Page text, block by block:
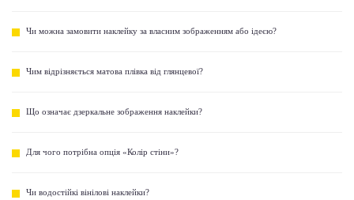
Чи можна замовити наклейку за власним зображенням або ідеєю?
Чим відрізняється матова плівка від глянцевої?
Що означає дзеркальне зображення наклейки?
Для чого потрібна опція «Колір стіни»?
Чи водостійкі вінілові наклейки?